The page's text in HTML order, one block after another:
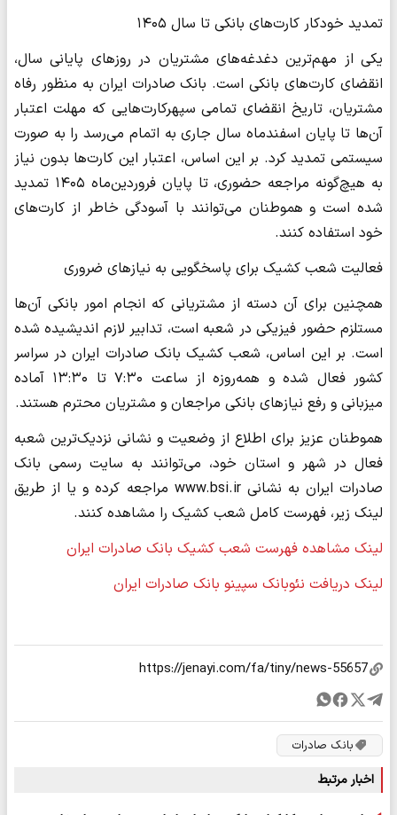
تمدید خودکار کارت‌های بانکی تا سال ۱۴۰۵
یکی از مهم‌ترین دغدغه‌های مشتریان در روزهای پایانی سال،
انقضای کارت‌های بانکی است. بانک صادرات ایران به منظور رفاه
مشتریان، تاریخ انقضای تمامی سپهرکارت‌هایی که مهلت اعتبار
آن‌ها تا پایان اسفندماه سال جاری به اتمام می‌رسد را به صورت
سیستمی تمدید کرد. بر این اساس، اعتبار این کارت‌ها بدون نیاز
به هیچ‌گونه مراجعه حضوری، تا پایان فروردین‌ماه ۱۴۰۵ تمدید
شده است و هموطنان می‌توانند با آسودگی خاطر از کارت‌های
خود استفاده کنند.
فعالیت شعب کشیک برای پاسخگویی به نیازهای ضروری
همچنین برای آن دسته از مشتریانی که انجام امور بانکی آن‌ها
مستلزم حضور فیزیکی در شعبه است، تدابیر لازم اندیشیده شده
است. بر این اساس، شعب کشیک بانک صادرات ایران در سراسر
کشور فعال شده و همه‌روزه از ساعت ۷:۳۰ تا ۱۳:۳۰ آماده
میزبانی و رفع نیازهای بانکی مراجعان و مشتریان محترم هستند.
هموطنان عزیز برای اطلاع از وضعیت و نشانی نزدیک‌ترین شعبه
فعال در شهر و استان خود، می‌توانند به سایت رسمی بانک
صادرات ایران به نشانی www.bsi.ir مراجعه کرده و یا از طریق
لینک زیر، فهرست کامل شعب کشیک را مشاهده کنند.
لینک مشاهده فهرست شعب کشیک بانک صادرات ایران
لینک دریافت نئوبانک سپینو بانک صادرات ایران​
بانک صادرات
اخبار مرتبط